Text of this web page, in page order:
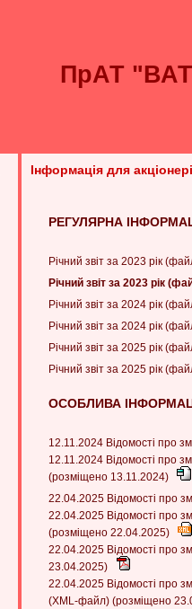
ПрАТ
Інформація для
РЕГУЛЯРНА
Річний звіт за 2023 рік
Річний звіт за 2023 рік
Річний звіт за 2024 рік
Річний звіт за 2024 рік
Річний звіт за 2025 рік
Річний звіт за 2025 рік
ОСОБЛИВА
12.11.2024 Відомості про
12.11.2024 Відомості про
(розміщено 13.11.2024)
22.04.2025 Відомості про
22.04.2025 Відомості про
(розміщено 22.04.2025)
22.04.2025 Відомості про
23.04.2025)
22.04.2025 Відомості про
(XML-файл) (розміщено